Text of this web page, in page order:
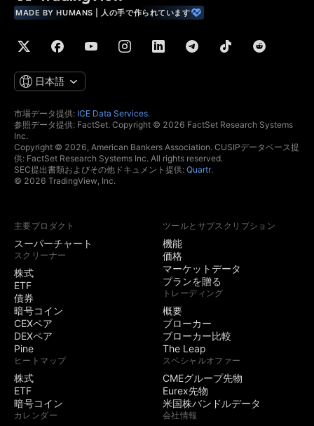
財務指標 (株式ファン
ダメンタルデータ)
世界経済データ
リアルタイムニュー
ホットリスト
経済指標と決算発表
カレンダー
トレーディング
対応ブローカーでト
レード
デモ (ペーパー) トレ
ード
チャートトレード
開催中のコミュニテ
ィコンテスト
MADE BY HUMANS | 人の手で作られています
日本語
市場データ提供: ICE Data Services.
参照データ提供: FactSet. Copyright © 2026 FactSet Research Systems
Inc.
Copyright © 2026, American Bankers Association. CUSIPデータベース提
供: FactSet Research Systems Inc. All rights reserved.
SEC提出書類およびその他ドキュメント提供: Quartr.
© 2026 TradingView, Inc.
主要プロダクト
スーパーチャート
スクリーナー
株式
ETF
債券
暗号コイン
CEXペア
DEXペア
Pine
ヒートマップ
株式
ETF
暗号コイン
カレンダー
ツールとサブスクリプション
機能
価格
マーケットデータ
プランを贈る
トレーディング
概要
ブローカー
ブローカー比較
The Leap
スペシャルオファー
CMEグループ先物
Eurex先物
米国株バンドルデータ
会社情報